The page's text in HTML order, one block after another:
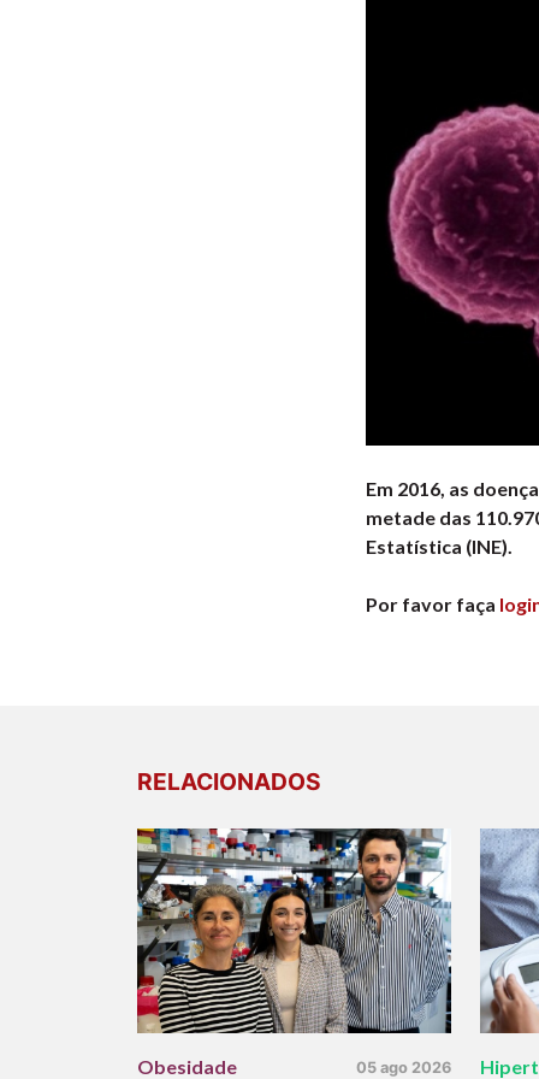
Em 2016, as
metade das
Estatística (INE).
Por favor faça
RELACIONADOS
Obesidade 05 ago 2026